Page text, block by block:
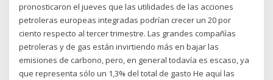
pronosticaron el jueves que las utilidades de las acciones
petroleras europeas integradas podrían crecer un 20 por
ciento respecto al tercer trimestre. Las grandes compañìas
petroleras y de gas están invirtiendo más en bajar las
emisiones de carbono, pero, en general todavía es escaso, ya
que representa sólo un 1,3% del total de gasto He aquí las